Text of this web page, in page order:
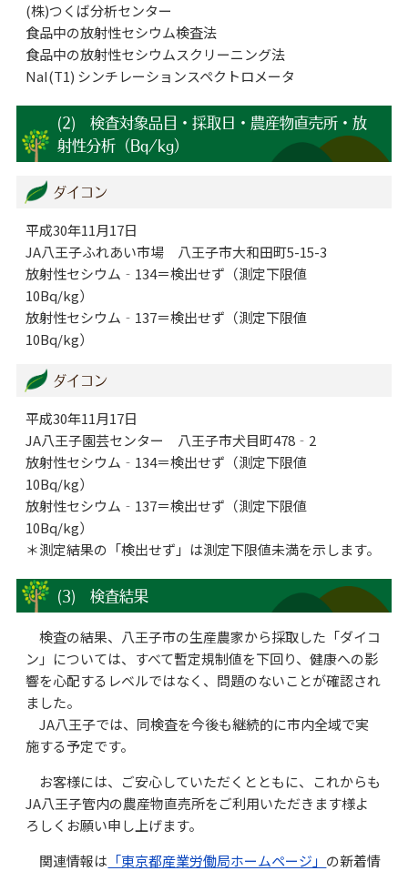
(株)つくば分析センター
食品中の放射性セシウム検査法
食品中の放射性セシウムスクリーニング法
NaI(T1) シンチレーションスペクトロメータ
(2) 検査対象品目・採取日・農産物直売所・放
射性分析（Bq/kg）
ダイコン
平成30年11月17日
JA八王子ふれあい市場 八王子市大和田町5-15-3
放射性セシウム‐134＝検出せず（測定下限値
10Bq/kg）
放射性セシウム‐137＝検出せず（測定下限値
10Bq/kg）
ダイコン
平成30年11月17日
JA八王子園芸センター 八王子市犬目町478‐2
放射性セシウム‐134＝検出せず（測定下限値
10Bq/kg）
放射性セシウム‐137＝検出せず（測定下限値
10Bq/kg）
＊測定結果の「検出せず」は測定下限値未満を示します。
(3) 検査結果
検査の結果、八王子市の生産農家から採取した「ダイコ
ン」については、すべて暫定規制値を下回り、健康への影
響を心配するレベルではなく、問題のないことが確認され
ました。
JA八王子では、同検査を今後も継続的に市内全域で実
施する予定です。
お客様には、ご安心していただくとともに、これからも
JA八王子管内の農産物直売所をご利用いただきます様よ
ろしくお願い申し上げます。
関連情報は 「東京都産業労働局ホームページ」 の新着情